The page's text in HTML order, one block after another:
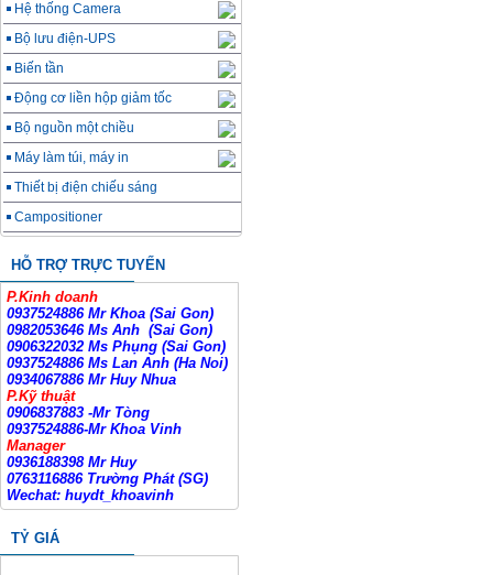
Hệ thống Camera
Bộ lưu điện-UPS
Biến tần
Động cơ liền hộp giảm tốc
Bộ nguồn một chiều
Máy làm túi, máy in
Thiết bị điện chiếu sáng
Campositioner
HỖ TRỢ TRỰC TUYẾN
P.Kinh doanh
0937524886 Mr Khoa (Sai Gon)
0982053646 Ms Anh (Sai Gon)
0906322032 Ms Phụng (Sai Gon)
0937524886 Ms Lan Anh (Ha Noi)
0934067886 Mr Huy Nhua
P.Kỹ thuật
0906837883 -Mr Tòng
0937524886-Mr Khoa Vinh
Manager
0936188398 Mr Huy
0763116886 Trường Phát (SG)
Wechat: huydt_khoavinh
TỶ GIÁ